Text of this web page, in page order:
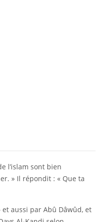
l’islam sont bien
» Il répondit : « Que ta
aussi par Abû Dâwûd, et